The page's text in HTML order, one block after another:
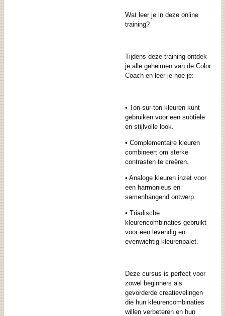
Wat leer je in deze online
training?
Tijdens deze training ontdek
je alle geheimen van de Color
Coach en leer je hoe je:
• Ton-sur-ton kleuren kunt
gebruiken voor een subtiele
en stijlvolle look.
• Complementaire kleuren
combineert om sterke
contrasten te creëren.
• Analoge kleuren inzet voor
een harmonieus en
samenhangend ontwerp.
• Triadische
kleurencombinaties gebruikt
voor een levendig en
evenwichtig kleurenpalet.
Deze cursus is perfect voor
zowel beginners als
gevorderde creatievelingen
die hun kleurencombinaties
willen verbeteren en hun